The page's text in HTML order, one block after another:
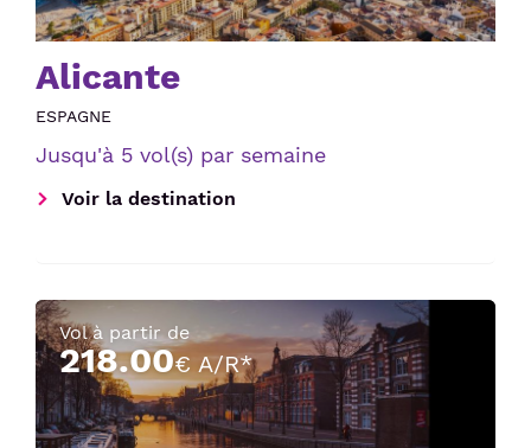
Alicante
ESPAGNE
Jusqu'à 5 vol(s) par semaine
Voir la destination
Vol à partir de
218.00€ A/R*